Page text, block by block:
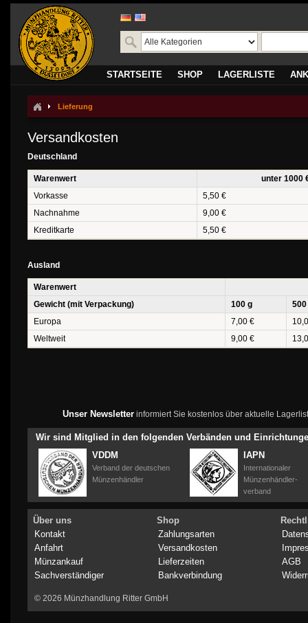
STARTSEITE SHOP LAGERLISTE
Lieferung
Versandkosten
Deutschland
Warenwert
unter 1000
Vorkasse
5,50 €
Nachnahme
9,00 €
Kreditkarte
5,50 €
Ausland
Warenwert
Gewicht (mit Verpackung)
100 g
500
Europa
7,00 €
Weltweit
9,00 €
Unser Newsletterinformiert Sie kostenlos über aktuelle
Wir sind Mitglied in den folgenden Verbänden und
VDDM
Verband der deutschen
Münzenhändler
IAPN
Internationaler
Münzenhändler-
verband
Über uns
Kontakt
Anfahrt
Münzankauf
Sachverständiger
Shop
Zahlungsarten
Versandkosten
Lieferzeiten
Bankverbindung
AGB
© 2026 Münzhandlung Ritter GmbH